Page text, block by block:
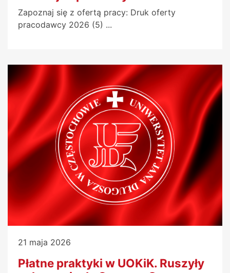
Zapoznaj się z ofertą pracy: Druk oferty
pracodawcy 2026 (5) ...
21 maja 2026
Płatne praktyki w UOKiK. Ruszyły